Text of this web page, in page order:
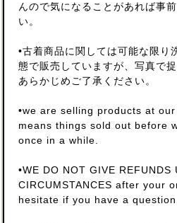
んので気になることがあれば事
い。
•古着商品に関しては可能な限り
態で販売していますが、写真で
あらかじめご了承ください。
•we are selling products at
means things sold out before
once in a while.
•WE DO NOT GIVE REFUNDS
CIRCUMSTANCES after your
hesitate if you have a question.